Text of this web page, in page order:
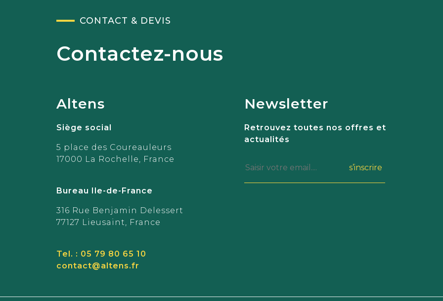
CONTACT & DEVIS
Contactez-nous
Altens
Siège social
5 place des Coureauleurs
17000 La Rochelle, France
Bureau Ile-de-France
316 Rue Benjamin Delessert
77127 Lieusaint, France
Tel. : 05 79 80 65 10
contact@altens.fr
Newsletter
Retrouvez toutes nos offres et
actualités
s’inscrire